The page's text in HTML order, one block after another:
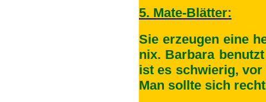
5. Mate-Blätter:
Sie erzeugen eine
nix. Barbara
ist es schwierig,
Man sollte sich